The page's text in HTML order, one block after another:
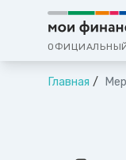
Главная